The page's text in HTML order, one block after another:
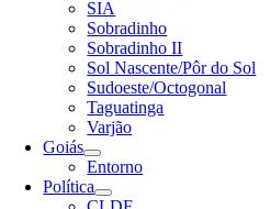
SIA
Sobradinho
Sobradinho II
Sol Nascente/Pôr do Sol
Sudoeste/Octogonal
Taguatinga
Varjão
Goiás
Entorno
Política